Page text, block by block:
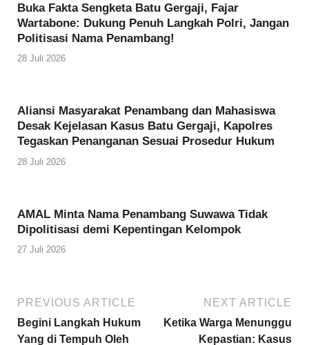
Buka Fakta Sengketa Batu Gergaji, Fajar
Wartabone: Dukung Penuh Langkah Polri, Jangan
Politisasi Nama Penambang!
28 Juli 2026
Aliansi Masyarakat Penambang dan Mahasiswa
Desak Kejelasan Kasus Batu Gergaji, Kapolres
Tegaskan Penanganan Sesuai Prosedur Hukum
28 Juli 2026
AMAL Minta Nama Penambang Suwawa Tidak
Dipolitisasi demi Kepentingan Kelompok
27 Juli 2026
PREVIOUS ARTICLE
Begini Langkah Hukum
Yang di Tempuh Oleh
NEXT ARTICLE
Ketika Warga Menunggu
Kepastian: Kasus